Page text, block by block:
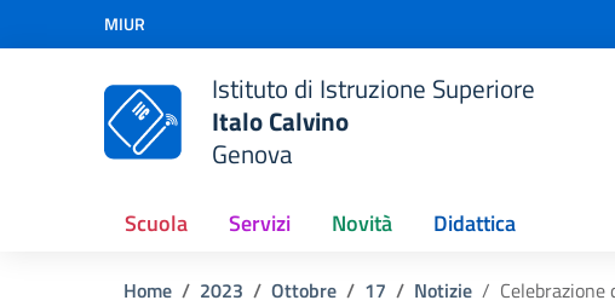
Vai ai contenuti
Vai al menu di navigazione
MIUR
Istituto di Istruzione Superiore
Italo Calvino
Genova
Scuola Servizi Novità Didattica
Home 2023 Ottobre 17 Notizie